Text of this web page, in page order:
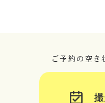
ご予約の空き
撮